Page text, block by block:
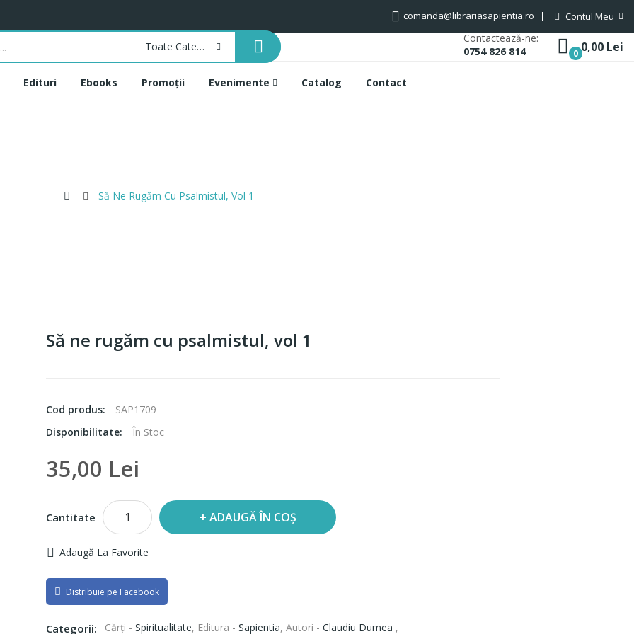
comanda@librariasapientia.ro Contul Meu
Contactează-ne:
0754 826 814
0 0,00 Lei
Toate Categoriile
Edituri Ebooks Promoții Evenimente Catalog Contact
Să Ne Rugăm Cu Psalmistul, Vol 1
Să ne rugăm cu psalmistul, vol 1
Cod produs:
SAP1709
Disponibilitate:
În Stoc
35,00 Lei
Cantitate ADAUGĂ ÎN COȘ
Adaugă La Favorite
Distribuie pe Facebook
Categorii: Cărți - Spiritualitate, Editura - Sapientia, Autori - Claudiu Dumea ,